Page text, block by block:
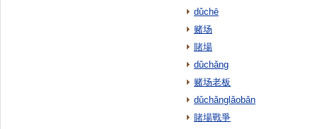
dǔchē
赌场
賭場
dǔchǎng
赌场老板
dǔchǎnglǎobǎn
賭場戰爭